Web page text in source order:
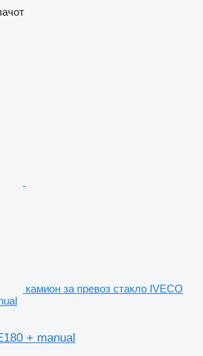
камион за превоз стакло IVECO
+ manual